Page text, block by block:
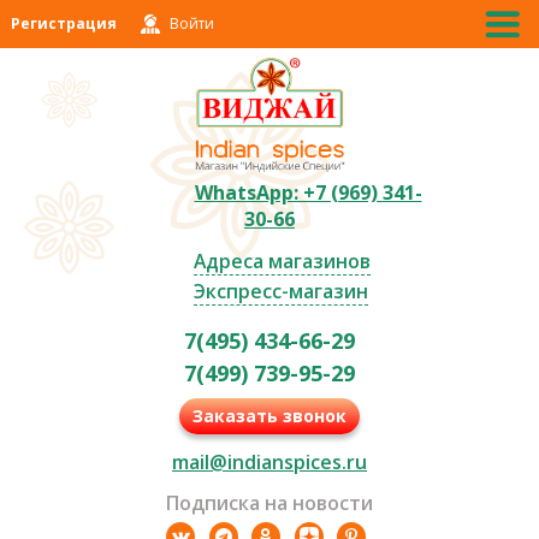
Регистрация Войти
WhatsApp: +7 (969) 341-
30-66
Адреса магазинов
Экспресс-магазин
7(495) 434-66-29
7(499) 739-95-29
Заказать звонок
mail@indianspices.ru
Подписка на новости